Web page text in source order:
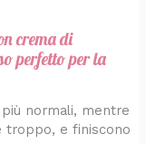
crema di
perfetto per la
normali, mentre
troppo, e finiscono